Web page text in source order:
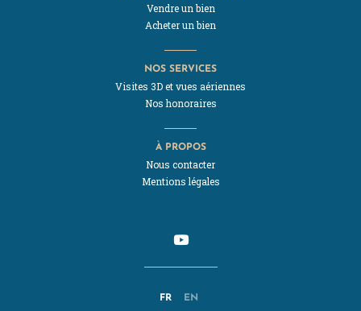
FR EN
Vendre un bien
Acheter un bien
NOS SERVICES
Visites 3D et vues aériennes
Nos honoraires
À PROPOS
Nous contacter
Mentions légales